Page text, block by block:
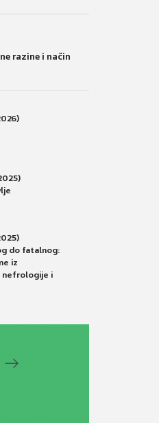
razine i način
do fatalnog:
iz
nefrologije i